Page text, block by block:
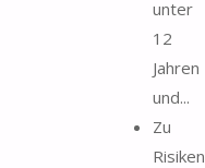
unter
12
Jahren
und...
Zu
Risiken